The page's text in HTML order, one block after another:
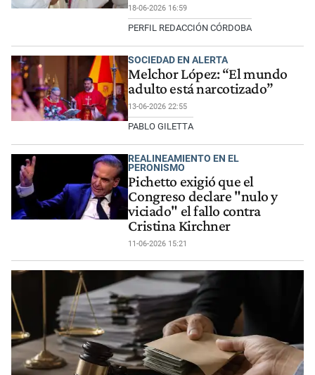
18-06-2026 16:59
PERFIL REDACCIÓN CÓRDOBA
SOCIEDAD EN ALERTA
Melchor López: “El mundo
adulto está narcotizado”
13-06-2026 22:55
PABLO GILETTA
REALINEAMIENTO EN EL
PERONISMO
Pichetto exigió que el
Congreso declare "nulo y
viciado" el fallo contra
Cristina Kirchner
11-06-2026 15:21